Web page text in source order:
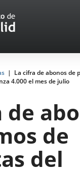
La cifra de abonos de
4.000 el mes de julio
de
de
del